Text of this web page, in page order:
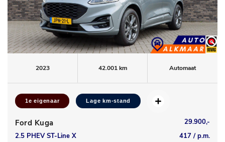
2023 42.001 km Automaat
1e eigenaar Lage km-stand
Ford Kuga
29.900,-
2.5 PHEV ST-Line X
417 / p.m.